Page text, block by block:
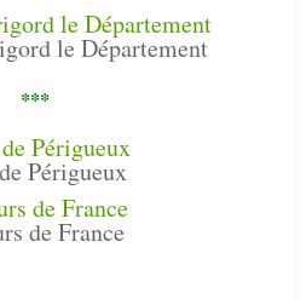
le Département
***
Périgueux
de France